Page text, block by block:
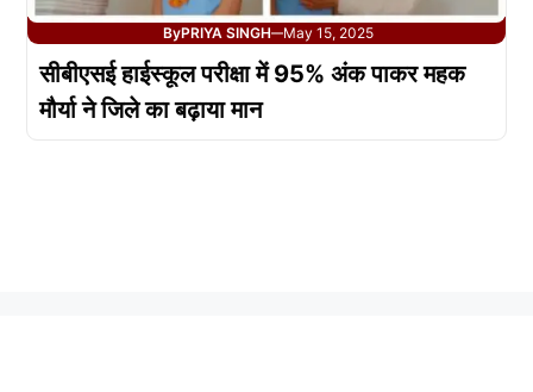
ByPRIYA SINGH—May 15, 2025
सीबीएसई हाईस्कूल परीक्षा में 95% अंक पाकर महक
मौर्या ने जिले का बढ़ाया मान